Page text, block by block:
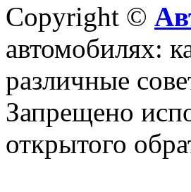
Copyright ©
автомобилях:
различные
Запрещено
открытого